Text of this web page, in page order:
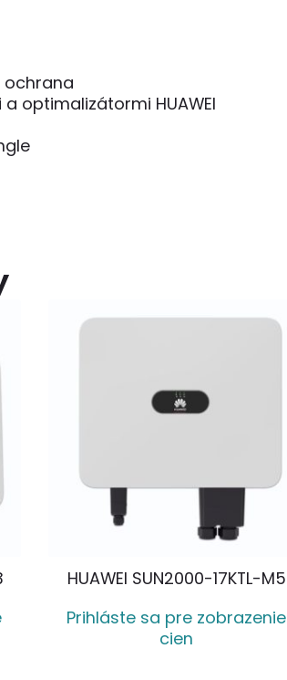
ochrana
optimalizátormi HUAWEI
HUAWEI SUN2000-17KTL-M5
Prihláste sa pre zobrazenie
cien